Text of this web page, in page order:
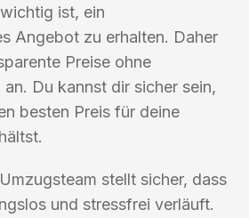
ist, ein
Angebot zu erhalten. Daher
Preise ohne
Du kannst dir sicher sein,
besten Preis für deine
stellt sicher, dass
und stressfrei verläuft.